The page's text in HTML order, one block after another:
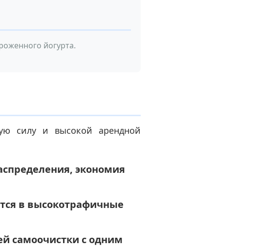
йогурта.
силу и высокой арендной
экономия
в высокотрафичные
самоочистки с одним